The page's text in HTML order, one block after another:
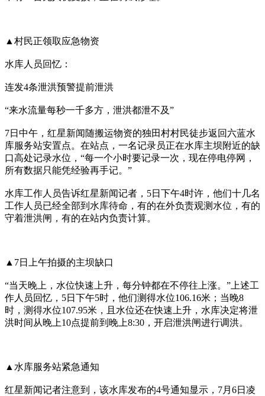
▲村民正领取应急物资
水库人员回忆：
连发4条泄洪预警提前泄洪
“来水流量每秒一千多方，泄洪都泄不及”
7日中午，红星新闻随搬运物资的独田村村民徒步返回六蓝水
库服务站安置点。在站点，一名记录员正在水库主坝附近的缺
口高处记录水位，“每一个小时要记录一次，现在停电停网，
所有数据只能凭经验再手记。”
水库工作人员告诉红星新闻记者，5日下午4时许，他们十几名
工作人员已经全部到水库待命，有的在外负责观测水位，有的
守着泄洪闸，有的在站内负责计算。
▲7日上午拍摄的主坝缺口
“当天晚上，水位快速上升，每分钟都在不停往上涨。”上述工
作人员回忆，5日下午5时，他们测得水位106.16米；当晚8
时，测得水位107.95米，且水位还在快速上升，水库决定将泄
洪时间从晚上10点提前到晚上8:30，开启泄洪闸进行调洪。
▲水库服务站紧急通知
红星新闻记者注意到，该水库发布的4号通知显示，7月6日凌